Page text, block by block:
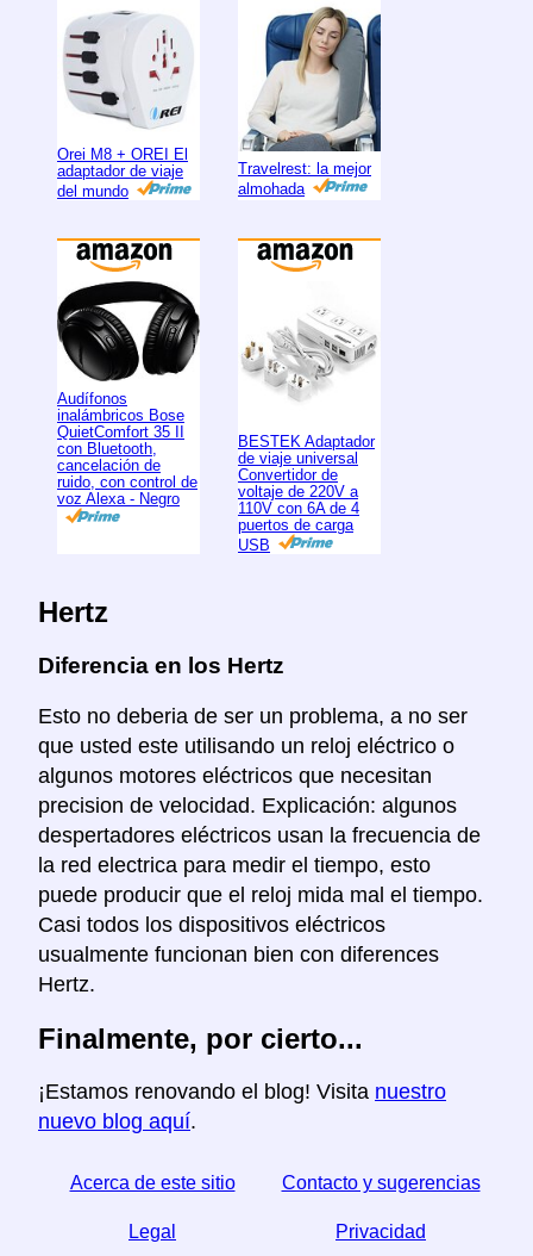
Orei M8 + OREI El
adaptador de viaje
del mundo
Travelrest: la mejor
almohada
Audífonos
inalámbricos Bose
QuietComfort 35 II
con Bluetooth,
cancelación de
ruido, con control de
voz Alexa - Negro
BESTEK Adaptador
de viaje universal
Convertidor de
voltaje de 220V a
110V con 6A de 4
puertos de carga
USB
Hertz
Diferencia en los Hertz
Esto no deberia de ser un problema, a no ser
que usted este utilisando un reloj eléctrico o
algunos motores eléctricos que necesitan
precision de velocidad. Explicación: algunos
despertadores eléctricos usan la frecuencia de
la red electrica para medir el tiempo, esto
puede producir que el reloj mida mal el tiempo.
Casi todos los dispositivos eléctricos
usualmente funcionan bien con diferences
Hertz.
Finalmente, por cierto...
¡Estamos renovando el blog! Visita nuestro
nuevo blog aquí.
Acerca de este sitio Contacto y sugerencias
Legal Privacidad